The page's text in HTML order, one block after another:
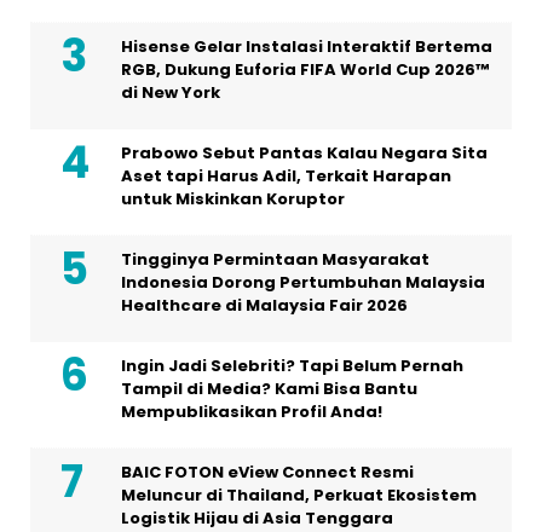
Hisense Gelar Instalasi Interaktif Bertema
RGB, Dukung Euforia FIFA World Cup 2026™
di New York
Prabowo Sebut Pantas Kalau Negara Sita
Aset tapi Harus Adil, Terkait Harapan
untuk Miskinkan Koruptor
Tingginya Permintaan Masyarakat
Indonesia Dorong Pertumbuhan Malaysia
Healthcare di Malaysia Fair 2026
Ingin Jadi Selebriti? Tapi Belum Pernah
Tampil di Media? Kami Bisa Bantu
Mempublikasikan Profil Anda!
BAIC FOTON eView Connect Resmi
Meluncur di Thailand, Perkuat Ekosistem
Logistik Hijau di Asia Tenggara